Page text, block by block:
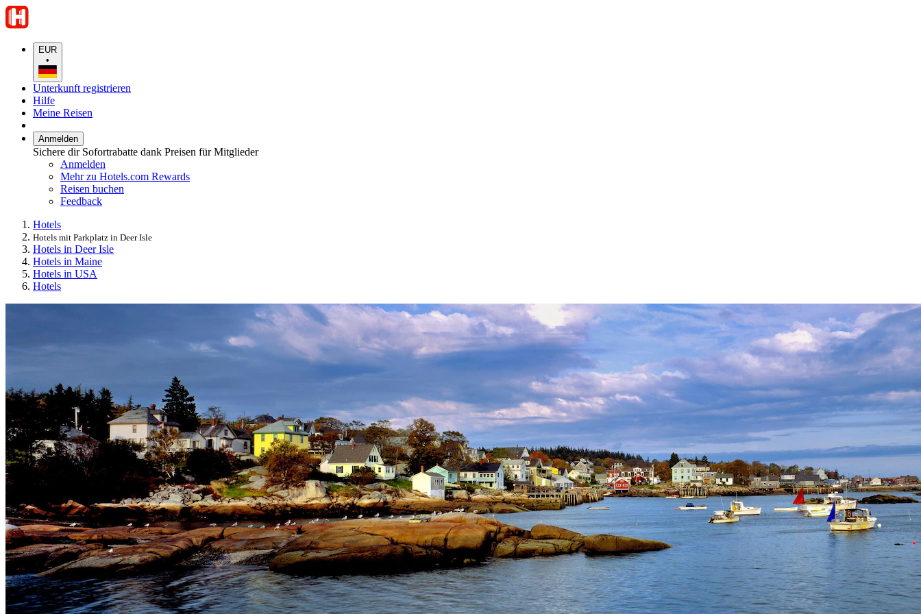
EUR
•
Unterkunft registrieren
Hilfe
Meine Reisen
Anmelden
Sichere dir Sofortrabatte dank Preisen für Mitglieder
Anmelden
Mehr zu Hotels.com Rewards
Reisen buchen
Feedback
Hotels
Hotels mit Parkplatz in Deer Isle
Hotels in Deer Isle
Hotels in Maine
Hotels in USA
Hotels